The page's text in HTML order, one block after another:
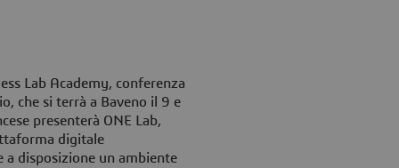
Lab Academy, conferenza
che si terrà a Baveno il 9 e
presenterà ONE Lab,
digitale
a disposizione un ambiente